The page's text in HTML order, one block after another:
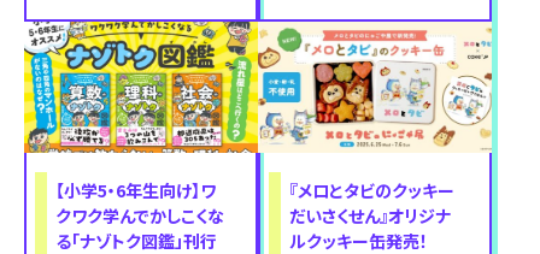
ーフェス
小学生のお子さまとそ
のご家族を対象に
【小学5・6年生向け】ワ
クワク学んでかしこくな
る「ナゾトク図鑑」刊行
『メロとタビのクッキー
だいさくせん』オリジナ
ルクッキー缶発売！